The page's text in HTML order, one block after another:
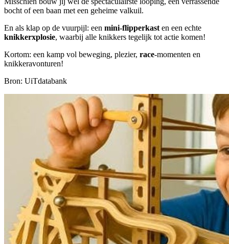
bocht of een baan met een geheime valkuil.
En als klap op de vuurpijl: een mini-flipperkast en een echte
knikkerxplosie, waarbij alle knikkers tegelijk tot actie komen!
Kortom: een kamp vol beweging, plezier, race-momenten en
knikkeravonturen!
Bron: UiTdatabank